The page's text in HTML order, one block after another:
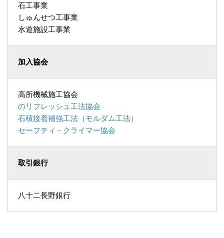
石工事業
しゅんせつ工事業
水道施設工事業
加入協会
高所機械施工協会
のリフレッシュ工法協会
石積接着補強工法（モルダム工法）
セーフティ－クライマー協会
取引銀行
八十二長野銀行